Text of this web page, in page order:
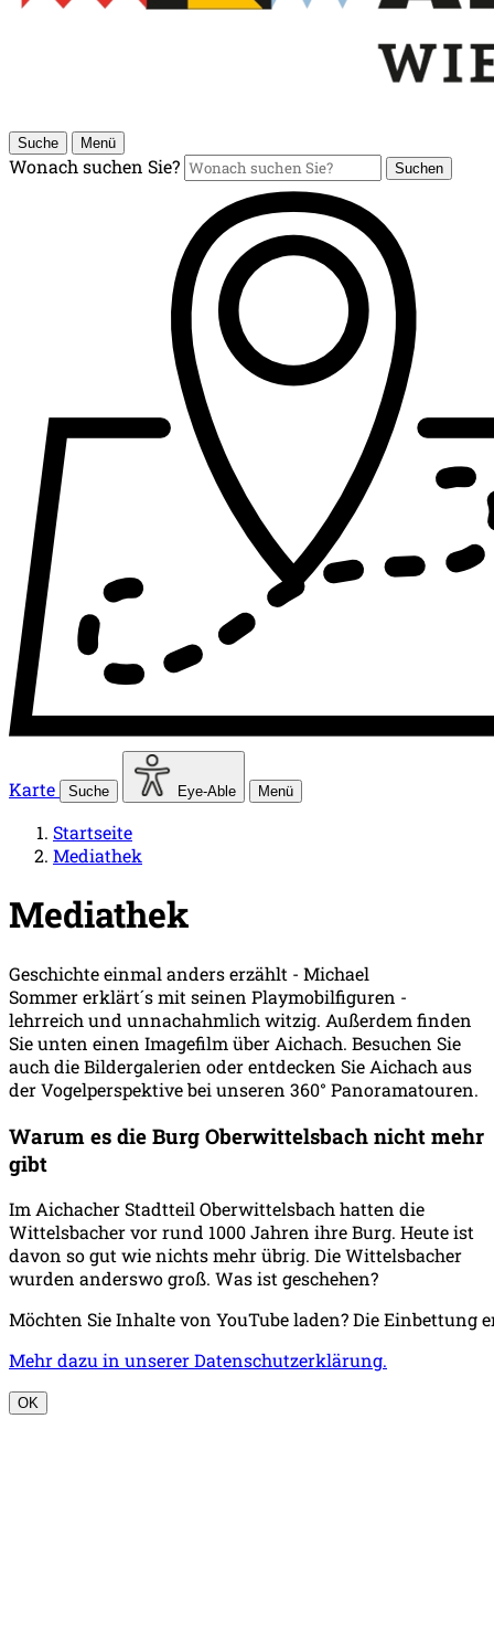
Suche Menü
Wonach suchen Sie? Suchen
Karte Suche Eye-Able Menü
Startseite
Mediathek
Mediathek
Geschichte einmal anders erzählt - Michael
Sommer erklärt´s mit seinen Playmobilfiguren -
lehrreich und unnachahmlich witzig. Außerdem finden
Sie unten einen Imagefilm über Aichach. Besuchen Sie
auch die Bildergalerien oder entdecken Sie Aichach aus
der Vogelperspektive bei unseren 360° Panoramatouren.
Warum es die Burg Oberwittelsbach nicht mehr
gibt
Im Aichacher Stadtteil Oberwittelsbach hatten die
Wittelsbacher vor rund 1000 Jahren ihre Burg. Heute ist
davon so gut wie nichts mehr übrig. Die Wittelsbacher
wurden anderswo groß. Was ist geschehen?
Möchten Sie Inhalte von YouTube laden? Die
Mehr dazu in unserer Datenschutzerklärung.
OK